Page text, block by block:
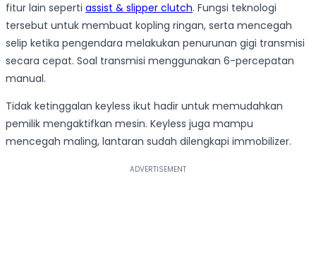
fitur lain seperti assist & slipper clutch. Fungsi teknologi
tersebut untuk membuat kopling ringan, serta mencegah
selip ketika pengendara melakukan penurunan gigi transmisi
secara cepat. Soal transmisi menggunakan 6-percepatan
manual.
Tidak ketinggalan keyless ikut hadir untuk memudahkan
pemilik mengaktifkan mesin. Keyless juga mampu
mencegah maling, lantaran sudah dilengkapi immobilizer.